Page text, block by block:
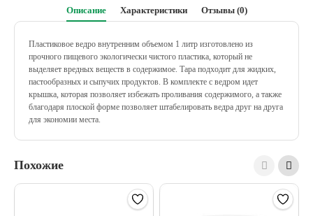
Описание Характеристики Отзывы (0)
Пластиковое ведро внутренним объемом 1 литр изготовлено из
прочного пищевого экологически чистого пластика, который не
выделяет вредных веществ в содержимое. Тара подходит для жидких,
пастообразных и сыпучих продуктов. В комплекте с ведром идет
крышка, которая позволяет избежать проливания содержимого, а также
благодаря плоской форме позволяет штабелировать ведра друг на друга
для экономии места.
Похожие